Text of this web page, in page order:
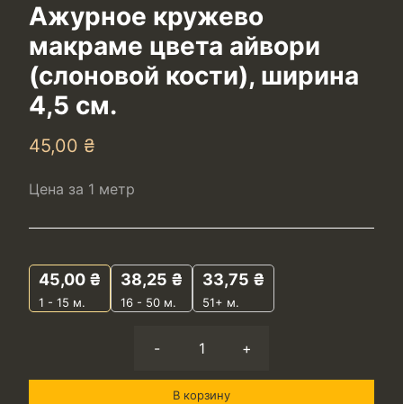
Ажурное кружево
макраме цвета айвори
(слоновой кости), ширина
4,5 см.
45,00 ₴
Цена за 1 метр
45,00 ₴
1 - 15 м.
38,25 ₴
16 - 50 м.
33,75 ₴
51+ м.
- +
В корзину